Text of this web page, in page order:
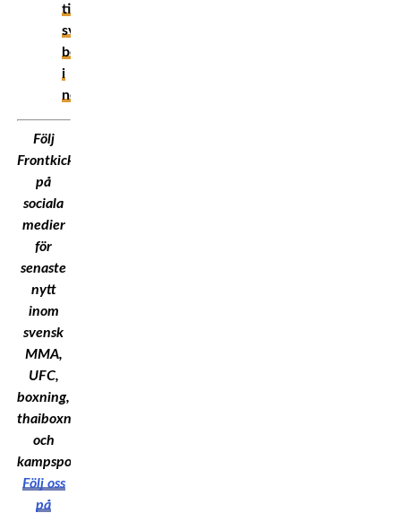
till
svensk
boxning
i
november
Följ
Frontkick.Online
på
sociala
medier
för
senaste
nytt
inom
svensk
MMA,
UFC,
boxning,
thaiboxning
och
kampsport!
Följ oss
på